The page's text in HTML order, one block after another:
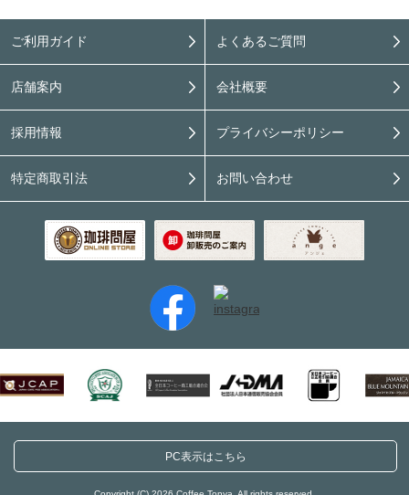
ご利用ガイド よくあるご質問
店舗案内 会社概要
採用情報 プライバシーポリシー
特定商取引法 お問い合わせ
PC表示はこちら